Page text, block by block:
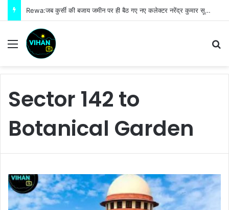
Rewa:जब कुर्सी की बजाय जमीन पर ही बैठ गए नए कलेक्टर नरेंद्र कुमार सूर्यवंशी फिर जो हुआ!
Menu
Sector 142 to
Botanical Garden